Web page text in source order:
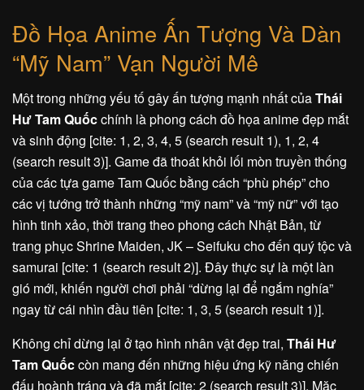
Đồ Họa Anime Ấn Tượng Và Dàn
“Mỹ Nam” Vạn Người Mê
Một trong những yếu tố gây ấn tượng mạnh nhất củaThái
Hư Tam Quốcchính là phong cách đồ họa anime đẹp mắt
và sinh động [cite: 1, 2, 3, 4, 5 (search result 1), 1, 2, 4
(search result 3)]. Game đã thoát khỏi lối mòn truyền thống
của các tựa game Tam Quốc bằng cách “phù phép” cho
các vị tướng trở thành những “mỹ nam” và “mỹ nữ” với tạo
hình tinh xảo, thời trang theo phong cách Nhật Bản, từ
trang phục Shrine Maiden, JK – Seifuku cho đến quý tộc và
samurai [cite: 1 (search result 2)]. Đây thực sự là một làn
gió mới, khiến người chơi phải “dừng lại để ngắm nghía”
ngay từ cái nhìn đầu tiên [cite: 1, 3, 5 (search result 1)].
Không chỉ dừng lại ở tạo hình nhân vật đẹp trai, Thái Hư
Tam Quốccòn mang đến những hiệu ứng kỹ năng chiến
đấu hoành tráng và đã mắt [cite: 2 (search result 3)]. Mặc